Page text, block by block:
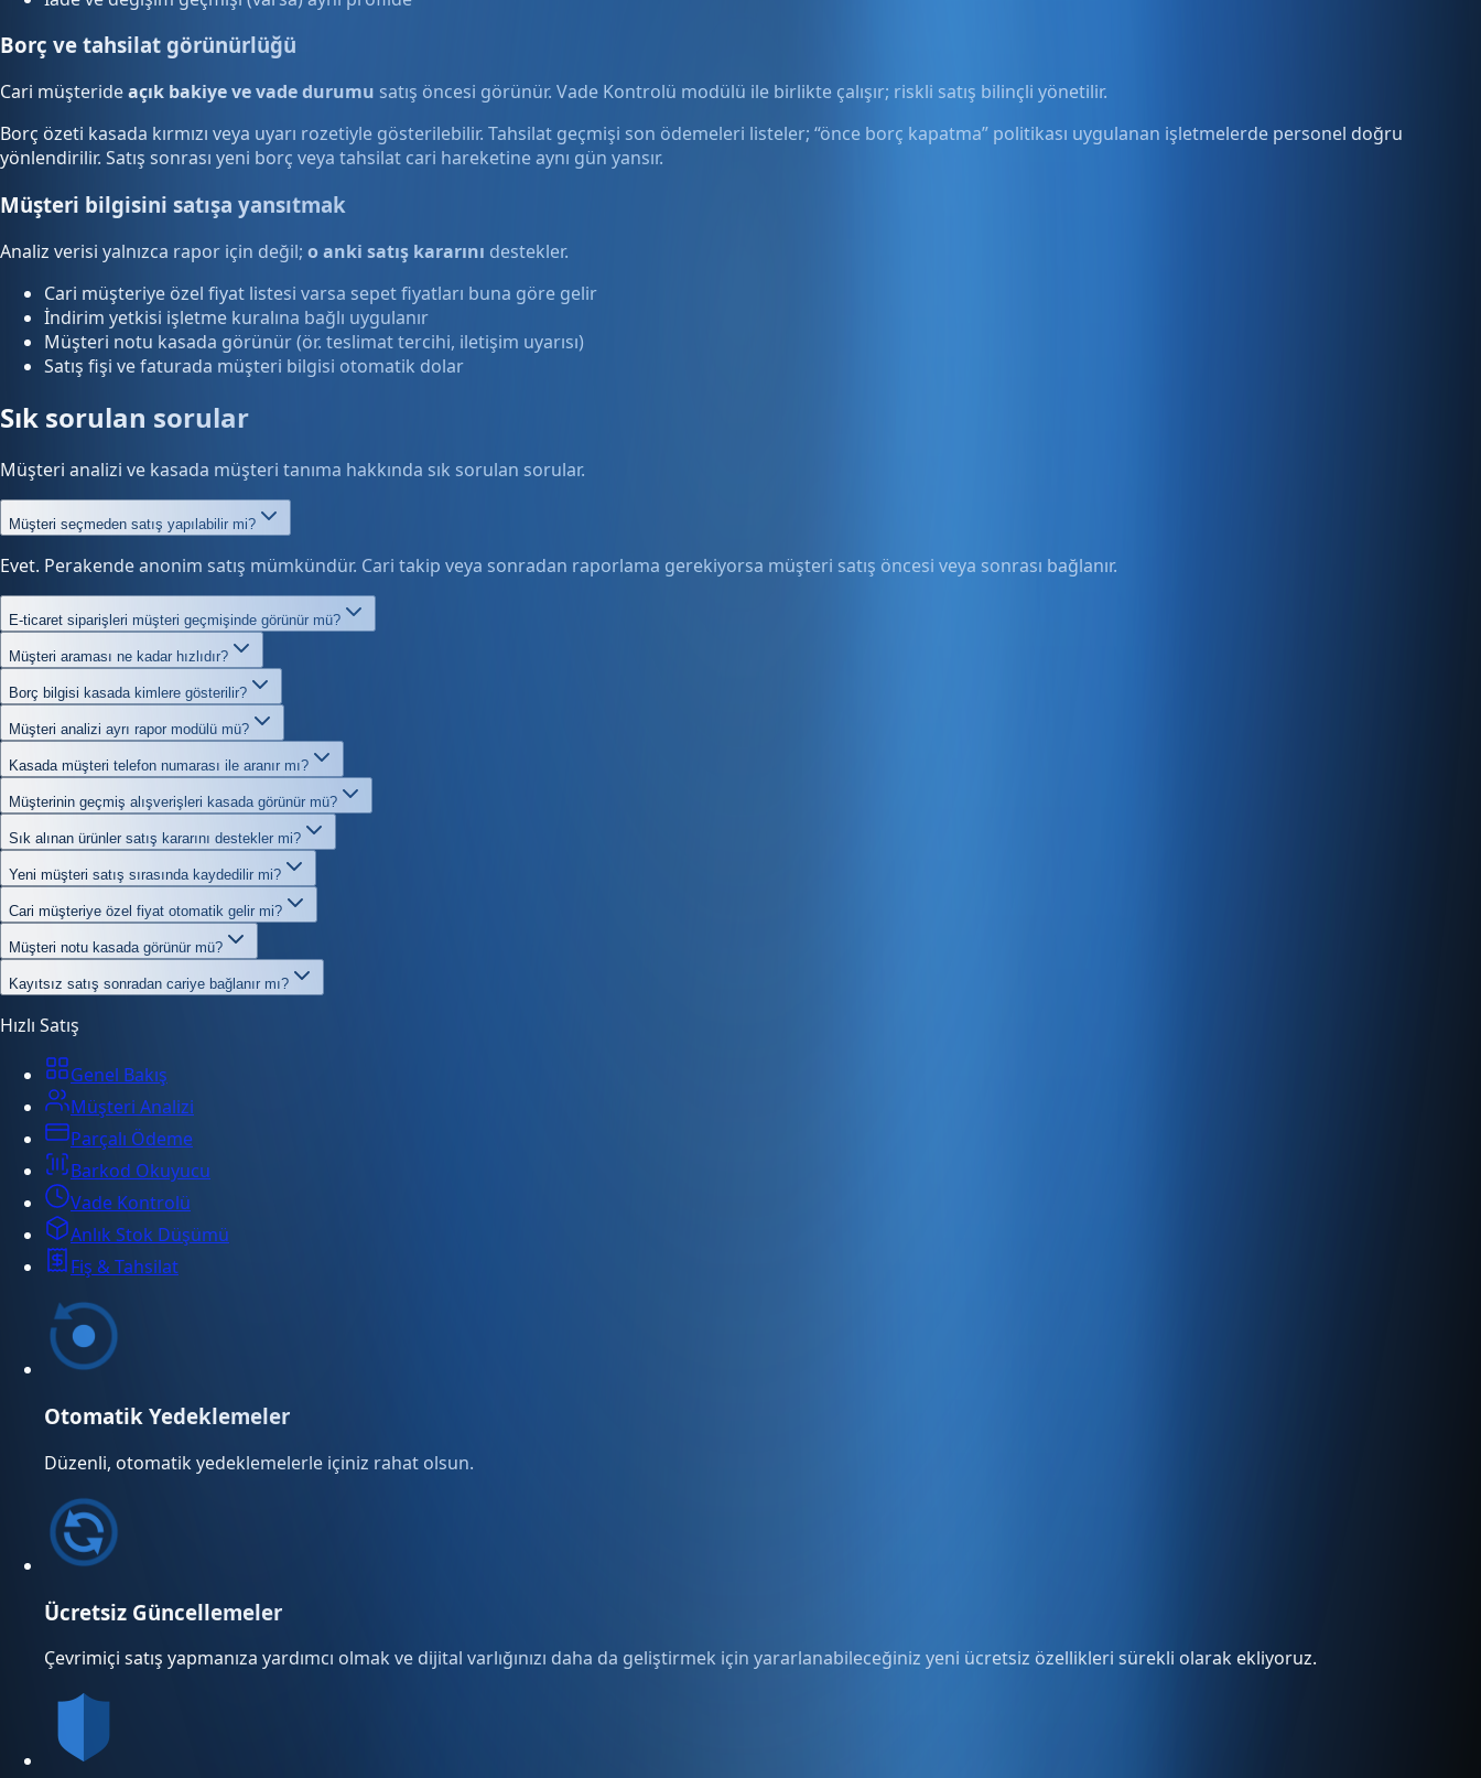
Borç ve tahsilat görünürlüğü
Cari müşterideaçık bakiye ve vade durumu satış öncesi görünür. Vade Kontrolü modülü ile birlikte çalışır; riskli satış bilinçli yönetilir.
Borç özeti kasada kırmızı veya uyarı rozetiyle gösterilebilir. Tahsilat geçmişi son ödemeleri listeler; “önce borç kapatma” politikası uygulanan işletmelerde personel doğru
yönlendirilir. Satış sonrası yeni borç veya tahsilat cari hareketine aynı gün yansır.
Müşteri bilgisini satışa yansıtmak
Analiz verisi yalnızca rapor için değil; o anki satış kararını destekler.
Cari müşteriye özel fiyat listesi varsa sepet fiyatları buna göre gelir
İndirim yetkisi işletme kuralına bağlı uygulanır
Müşteri notu kasada görünür (ör. teslimat tercihi, iletişim uyarısı)
Satış fişi ve faturada müşteri bilgisi otomatik dolar
Sık sorulan sorular
Müşteri analizi ve kasada müşteri tanıma hakkında sık sorulan sorular.
Müşteri seçmeden satış yapılabilir mi?
Evet. Perakende anonim satış mümkündür. Cari takip veya sonradan raporlama gerekiyorsa müşteri satış öncesi veya sonrası bağlanır.
E-ticaret siparişleri müşteri geçmişinde görünür mü?
Müşteri araması ne kadar hızlıdır?
Borç bilgisi kasada kimlere gösterilir?
Müşteri analizi ayrı rapor modülü mü?
Kasada müşteri telefon numarası ile aranır mı?
Müşterinin geçmiş alışverişleri kasada görünür mü?
Sık alınan ürünler satış kararını destekler mi?
Yeni müşteri satış sırasında kaydedilir mi?
Cari müşteriye özel fiyat otomatik gelir mi?
Müşteri notu kasada görünür mü?
Kayıtsız satış sonradan cariye bağlanır mı?
Hızlı Satış
Genel Bakış
Müşteri Analizi
Parçalı Ödeme
Barkod Okuyucu
Vade Kontrolü
Anlık Stok Düşümü
Fiş & Tahsilat
Otomatik Yedeklemeler
Düzenli, otomatik yedeklemelerle içiniz rahat olsun.
Ücretsiz Güncellemeler
Çevrimiçi satış yapmanıza yardımcı olmak ve dijital varlığınızı daha da geliştirmek için yararlanabileceğiniz yeni ücretsiz özellikleri sürekli olarak ekliyoruz.